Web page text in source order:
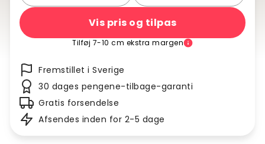
Vis pris og tilpas
Tilføj 7-10 cm ekstra margen
Fremstillet i Sverige
30 dages pengene-tilbage-garanti
Gratis forsendelse
Afsendes inden for 2-5 dage